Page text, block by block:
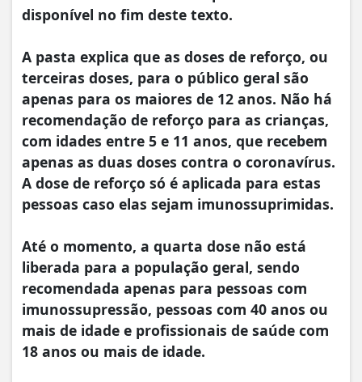
disponível no fim deste texto.
A pasta explica que as doses de reforço, ou
terceiras doses, para o público geral são
apenas para os maiores de 12 anos. Não há
recomendação de reforço para as crianças,
com idades entre 5 e 11 anos, que recebem
apenas as duas doses contra o coronavírus.
A dose de reforço só é aplicada para estas
pessoas caso elas sejam imunossuprimidas.
Até o momento, a quarta dose não está
liberada para a população geral, sendo
recomendada apenas para pessoas com
imunossupressão, pessoas com 40 anos ou
mais de idade e profissionais de saúde com
18 anos ou mais de idade.